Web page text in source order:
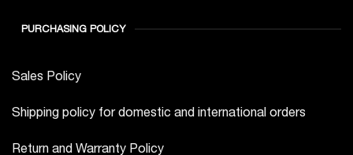
PURCHASING POLICY
Sales Policy
Shipping policy for domestic and international orders
Return and Warranty Policy